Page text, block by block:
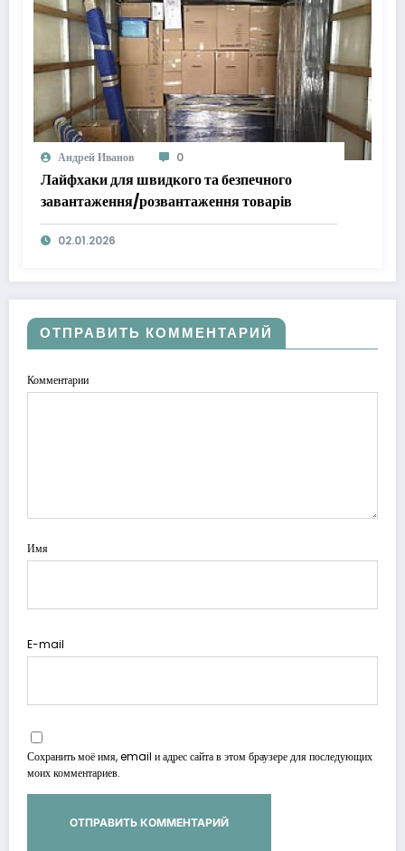
Андрей Иванов 0
Лайфхаки для швидкого та безпечного
завантаження/розвантаження товарів
02.01.2026
ОТПРАВИТЬ КОММЕНТАРИЙ
Комментарии
Имя
E-mail
Сохранить моё имя, email и адрес сайта в этом браузере для последующих
моих комментариев.